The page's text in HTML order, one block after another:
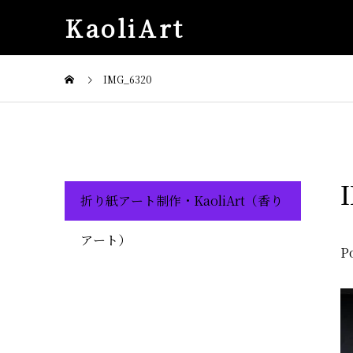
KaoliArt
IMG_6320
折り紙アート制作・KaoliArt（香り
アート）